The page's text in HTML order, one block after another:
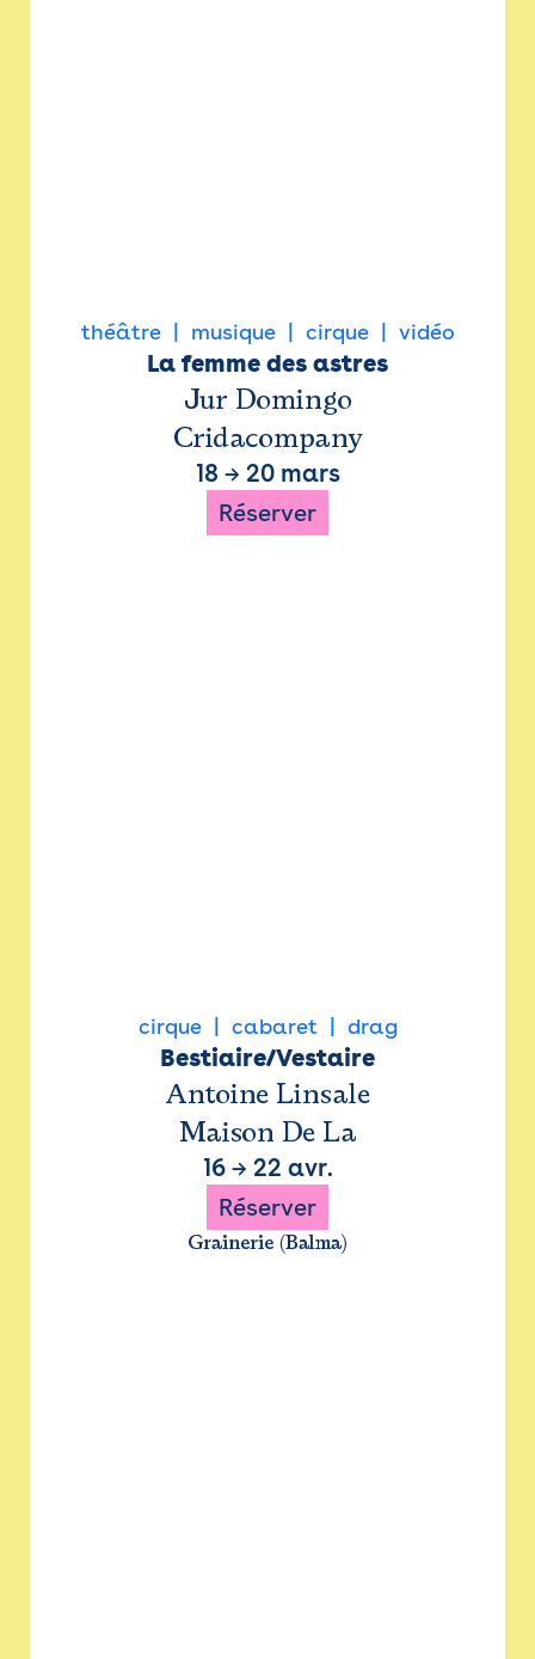
théâtre musique cirque vidéo
La femme des astres
Jur Domingo
Cridacompany
18 → 20 mars
Réserver
cirque cabaret drag
Bestiaire/Vestaire
Antoine Linsale
Maison De La
16→ 22 avr.
Réserver
Grainerie (Balma)